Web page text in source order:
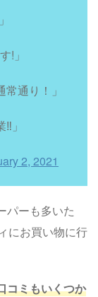
!」
通り！」
」
2, 2021
パーも多いた
にお買い物に行
コミもいくつか